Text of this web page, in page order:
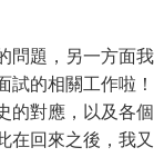
問題，另一方面我
試的相關工作啦！
的對應，以及各個
在回來之後，我又